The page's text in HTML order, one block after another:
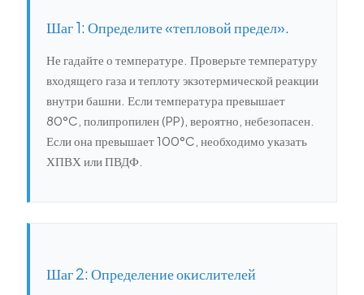
Шаг 1: Определите «тепловой предел».
Не гадайте о температуре. Проверьте температуру
входящего газа и теплоту экзотермической реакции
внутри башни. Если температура превышает
80°C, полипропилен (PP), вероятно, небезопасен.
Если она превышает 100°C, необходимо указать
ХПВХ или ПВДФ.
Шаг 2: Определение окислителей